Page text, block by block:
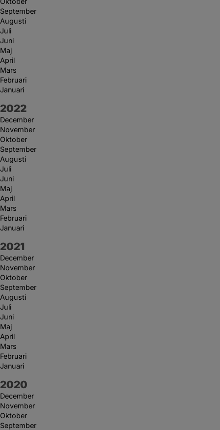
September
Augusti
Juli
Juni
Maj
April
Mars
Februari
Januari
År:
2022
December
November
Oktober
September
Augusti
Juli
Juni
Maj
April
Mars
Februari
Januari
År:
2021
December
November
Oktober
September
Augusti
Juli
Juni
Maj
April
Mars
Februari
Januari
År:
2020
December
November
Oktober
September